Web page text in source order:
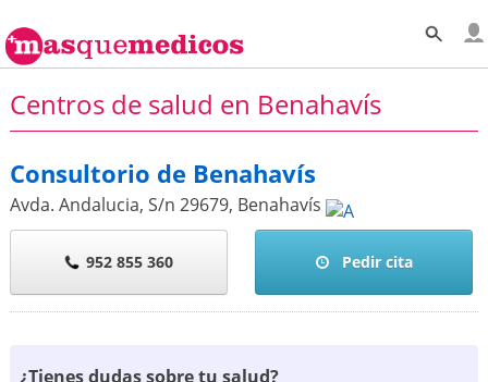
Centros de salud en Benahavís
Consultorio de Benahavís
Avda. Andalucia, S/n 29679, Benahavís
952 855 360 Pedir cita
¿Tienes dudas sobre tu salud?